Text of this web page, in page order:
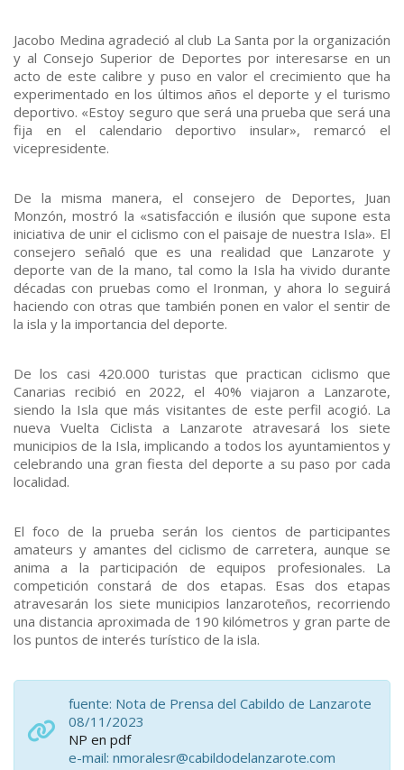
Jacobo Medina agradeció al club La Santa por la organización
y al Consejo Superior de Deportes por interesarse en un
acto de este calibre y puso en valor el crecimiento que ha
experimentado en los últimos años el deporte y el turismo
deportivo. «Estoy seguro que será una prueba que será una
fija en el calendario deportivo insular», remarcó el
vicepresidente.
De la misma manera, el consejero de Deportes, Juan
Monzón, mostró la «satisfacción e ilusión que supone esta
iniciativa de unir el ciclismo con el paisaje de nuestra Isla». El
consejero señaló que es una realidad que Lanzarote y
deporte van de la mano, tal como la Isla ha vivido durante
décadas con pruebas como el Ironman, y ahora lo seguirá
haciendo con otras que también ponen en valor el sentir de
la isla y la importancia del deporte.
De los casi 420.000 turistas que practican ciclismo que
Canarias recibió en 2022, el 40% viajaron a Lanzarote,
siendo la Isla que más visitantes de este perfil acogió. La
nueva Vuelta Ciclista a Lanzarote atravesará los siete
municipios de la Isla, implicando a todos los ayuntamientos y
celebrando una gran fiesta del deporte a su paso por cada
localidad.
El foco de la prueba serán los cientos de participantes
amateurs y amantes del ciclismo de carretera, aunque se
anima a la participación de equipos profesionales. La
competición constará de dos etapas. Esas dos etapas
atravesarán los siete municipios lanzaroteños, recorriendo
una distancia aproximada de 190 kilómetros y gran parte de
los puntos de interés turístico de la isla.
fuente: Nota de Prensa del Cabildo de Lanzarote
08/11/2023
NP en pdf
e-mail: nmoralesr@cabildodelanzarote.com